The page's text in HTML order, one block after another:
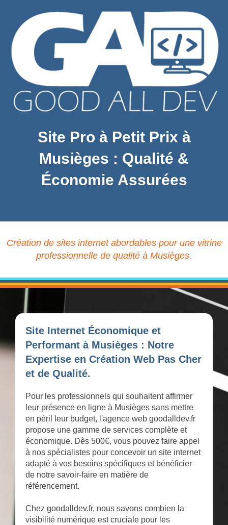
Site Pro à Petit Prix à
Musièges : Qualité &
Économie Assurées
Création de sites internet abordables pour une vitrine
professionnelle de qualité à Musièges.
Site Internet Économique et
Performant à Musièges : Notre
Expertise en Création Web Pas Cher
et de Qualité.
Pour les professionnels qui souhaitent affirmer
leur présence en ligne à Musièges sans mettre
en péril leur budget, l'agence web goodalldev.fr
propose une gamme de services complète et
économique. Dès 500€, vous pouvez faire appel
à nos spécialistes pour concevoir un site internet
adapté à vos besoins spécifiques et bénéficier
de notre savoir-faire en matière de
référencement.
Chez goodalldev.fr, nous savons combien la
visibilité numérique est cruciale pour les